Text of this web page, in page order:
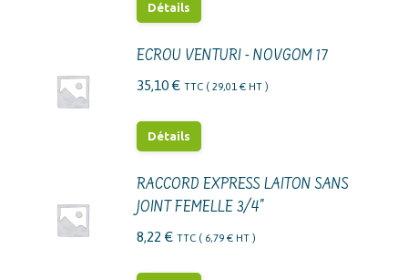
Détails
ECROU VENTURI - NOVGOM 17
35,10 € TTC ( 29,01 € HT )
Détails
RACCORD EXPRESS LAITON SANS
JOINT FEMELLE 3/4"
8,22 € TTC ( 6,79 € HT )